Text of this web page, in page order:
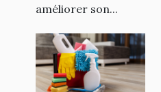
améliorer son...